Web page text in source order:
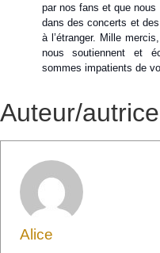
par nos fans et que nous
dans des concerts et
à l’étranger. Mille
nous soutiennent et
sommes impatients de
Auteur/autrice
Alice